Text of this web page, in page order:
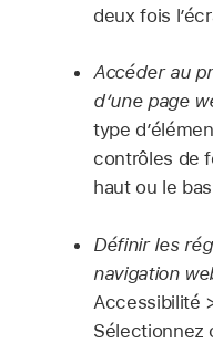
deux fois
Accéder au
d’une page
type
contrôles de
haut ou le
Définir les
navigation
Accessibilité
Sélectionnez